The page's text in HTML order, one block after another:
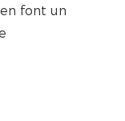
font un